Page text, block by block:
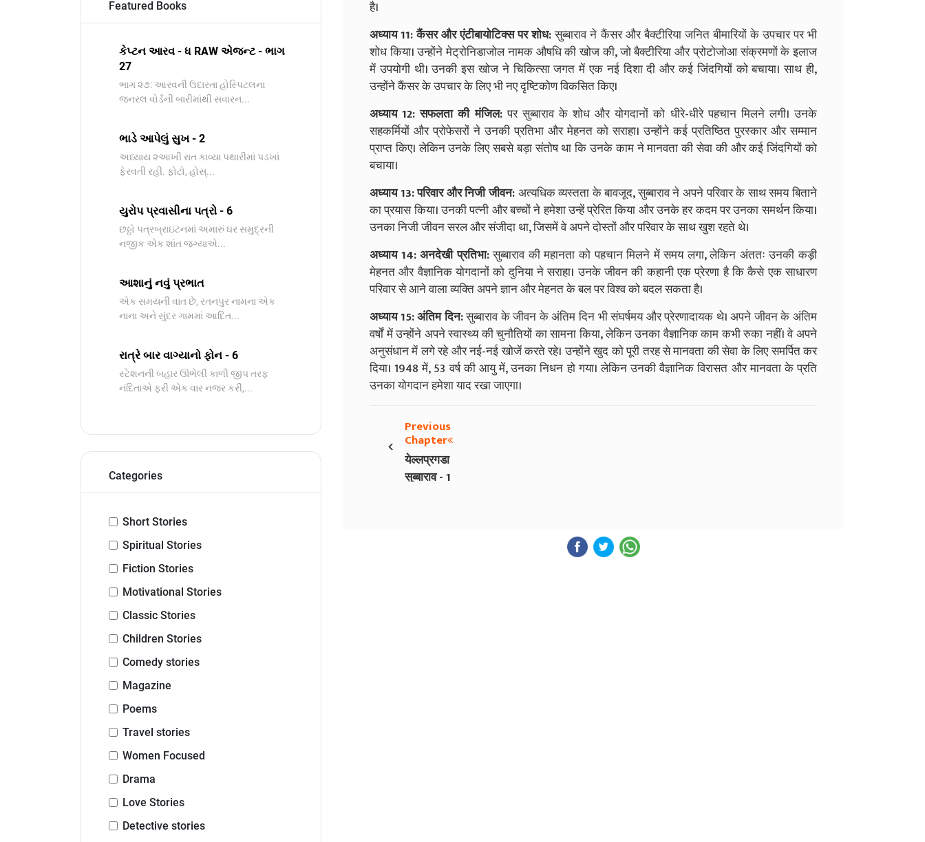
Featured Books
કેપ્ટન આરવ - ધ RAW એજન્ટ - ભાગ
27
ભાગ ૨૭: આરવની ઉદારતા હોસ્પિટલના
જનરલ વોર્ડની બારીમાંથી સવારન...
ભાડે આપેલું સુખ - 2
અધ્યાય ૨આખી રાત કાવ્યા પથારીમાં પડખાં
ફેરવતી રહી. ફોટો, હોસ્...
યુરોપ પ્રવાસીના પત્રો - 6
છઠ્ઠો પત્રબ્રાઇટનમાં અમારું ઘર સમુદ્રની
નજીક એક શાંત જગ્યાએ...
આશાનું નવું પ્રભાત
​એક સમયની વાત છે, રતનપુર નામના એક
નાના અને સુંદર ગામમાં આદિત...
રાત્રે બાર વાગ્યાનો ફોન - 6
સ્ટેશનની બહાર ઊભેલી કાળી જીપ તરફ
નંદિતાએ ફરી એક વાર નજર કરી,...
Categories
Short Stories
Spiritual Stories
Fiction Stories
Motivational Stories
Classic Stories
Children Stories
Comedy stories
Magazine
Poems
Travel stories
Women Focused
Drama
Love Stories
Detective stories
है।
अध्याय 11: कैंसर और एंटीबायोटिक्स पर शोध:सुब्बाराव ने कैंसर और बैक्टीरिया जनित बीमारियों के उपचार पर भी
शोध किया। उन्होंने मेट्रोनिडाजोल नामक औषधि की खोज की, जो बैक्टीरिया और प्रोटोजोआ संक्रमणों के इलाज
में उपयोगी थी। उनकी इस खोज ने चिकित्सा जगत में एक नई दिशा दी और कई जिंदगियों को बचाया। साथ ही,
उन्होंने कैंसर के उपचार के लिए भी नए दृष्टिकोण विकसित किए।
अध्याय 12: सफलता की मंजिल:पर सुब्बाराव के शोध और योगदानों को धीरे-धीरे पहचान मिलने लगी। उनके
सहकर्मियों और प्रोफेसरों ने उनकी प्रतिभा और मेहनत को सराहा। उन्होंने कई प्रतिष्ठित पुरस्कार और सम्मान
प्राप्त किए। लेकिन उनके लिए सबसे बड़ा संतोष था कि उनके काम ने मानवता की सेवा की और कई जिंदगियों को
बचाया।
अध्याय 13: परिवार और निजी जीवन:अत्यधिक व्यस्तता के बावजूद, सुब्बाराव ने अपने परिवार के साथ समय बिताने
का प्रयास किया। उनकी पत्नी और बच्चों ने हमेशा उन्हें प्रेरित किया और उनके हर कदम पर उनका समर्थन किया।
उनका निजी जीवन सरल और संजीदा था, जिसमें वे अपने दोस्तों और परिवार के साथ खुश रहते थे।
अध्याय 14: अनदेखी प्रतिभा:सुब्बाराव की महानता को पहचान मिलने में समय लगा, लेकिन अंततः उनकी कड़ी
मेहनत और वैज्ञानिक योगदानों को दुनिया ने सराहा। उनके जीवन की कहानी एक प्रेरणा है कि कैसे एक साधारण
परिवार से आने वाला व्यक्ति अपने ज्ञान और मेहनत के बल पर विश्व को बदल सकता है।
अध्याय 15: अंतिम दिन:सुब्बाराव के जीवन के अंतिम दिन भी संघर्षमय और प्रेरणादायक थे। अपने जीवन के अंतिम
वर्षों में उन्होंने अपने स्वास्थ्य की चुनौतियों का सामना किया, लेकिन उनका वैज्ञानिक काम कभी रुका नहीं। वे अपने
अनुसंधान में लगे रहे और नई-नई खोजें करते रहे। उन्होंने खुद को पूरी तरह से मानवता की सेवा के लिए समर्पित कर
दिया। 1948 में, 53 वर्ष की आयु में, उनका निधन हो गया। लेकिन उनकी वैज्ञानिक विरासत और मानवता के प्रति
उनका योगदान हमेशा याद रखा जाएगा।
‹
Previous
Chapter
येल्लप्रगडा
सुब्बाराव - 1